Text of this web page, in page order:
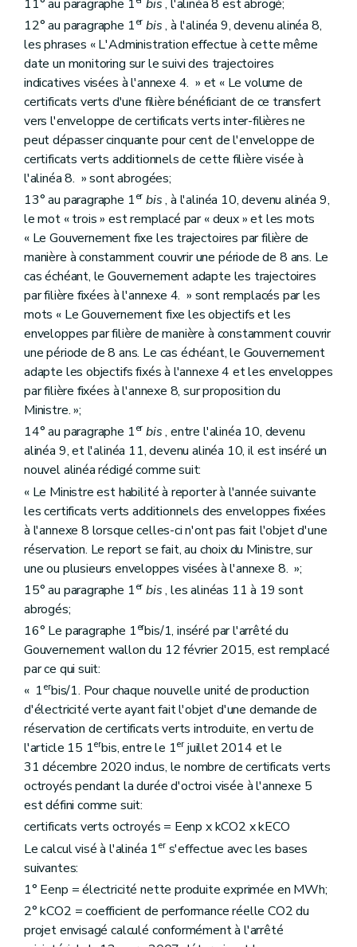
11° au paragraphe 1
bis, l'alinéa 8 est abrogé;
12° au paragraphe 1er bis, à l'alinéa 9, devenu alinéa 8,
les phrases « L'Administration effectue à cette même
date un monitoring sur le suivi des trajectoires
indicatives visées à l'annexe 4. » et « Le volume de
certificats verts d'une filière bénéficiant de ce transfert
vers l'enveloppe de certificats verts inter-filières ne
peut dépasser cinquante pour cent de l'enveloppe de
certificats verts additionnels de cette filière visée à
l'alinéa 8. » sont abrogées;
13° au paragraphe 1er bis, à l'alinéa 10, devenu alinéa 9,
le mot « trois » est remplacé par « deux » et les mots
« Le Gouvernement fixe les trajectoires par filière de
manière à constamment couvrir une période de 8 ans. Le
cas échéant, le Gouvernement adapte les trajectoires
par filière fixées à l'annexe 4. » sont remplacés par les
mots « Le Gouvernement fixe les objectifs et les
enveloppes par filière de manière à constamment couvrir
une période de 8 ans. Le cas échéant, le Gouvernement
adapte les objectifs fixés à l'annexe 4 et les enveloppes
par filière fixées à l'annexe 8, sur proposition du
Ministre. »;
14° au paragraphe 1er bis, entre l'alinéa 10, devenu
alinéa 9, et l'alinéa 11, devenu alinéa 10, il est inséré un
nouvel alinéa rédigé comme suit:
« Le Ministre est habilité à reporter à l'année suivante
les certificats verts additionnels des enveloppes fixées
à l'annexe 8 lorsque celles-ci n'ont pas fait l'objet d'une
réservation. Le report se fait, au choix du Ministre, sur
une ou plusieurs enveloppes visées à l'annexe 8. »;
15° au paragraphe 1er bis, les alinéas 11 à 19 sont
abrogés;
16° Le paragraphe 1erbis/1, inséré par l'arrêté du
Gouvernement wallon du 12 février 2015, est remplacé
par ce qui suit:
« 1erbis/1. Pour chaque nouvelle unité de production
d'électricité verte ayant fait l'objet d'une demande de
réservation de certificats verts introduite, en vertu de
l'article 15 1erbis, entre le 1erjuillet 2014 et le
31 décembre 2020 inclus, le nombre de certificats verts
octroyés pendant la durée d'octroi visée à l'annexe 5
est défini comme suit:
certificats verts octroyés = Eenp x kCO2 x kECO
Le calcul visé à l'alinéa 1ers'effectue avec les bases
suivantes:
1° Eenp = électricité nette produite exprimée en MWh;
2° kCO2 = coefficient de performance réelle CO2 du
projet envisagé calculé conformément à l'arrêté